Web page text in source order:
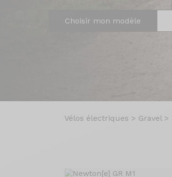
Choisir mon modèle
Vélos électriques > Gravel>